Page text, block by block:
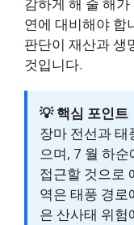
감하게 해 줄 해
연에 대비해야 합
판단이 재산과 생
것입니다.
💡 핵심 포인트
장마 전선과 태
으며, 7 월 하
접근할 것으로
역은 태풍 경로
은 산사태 위험